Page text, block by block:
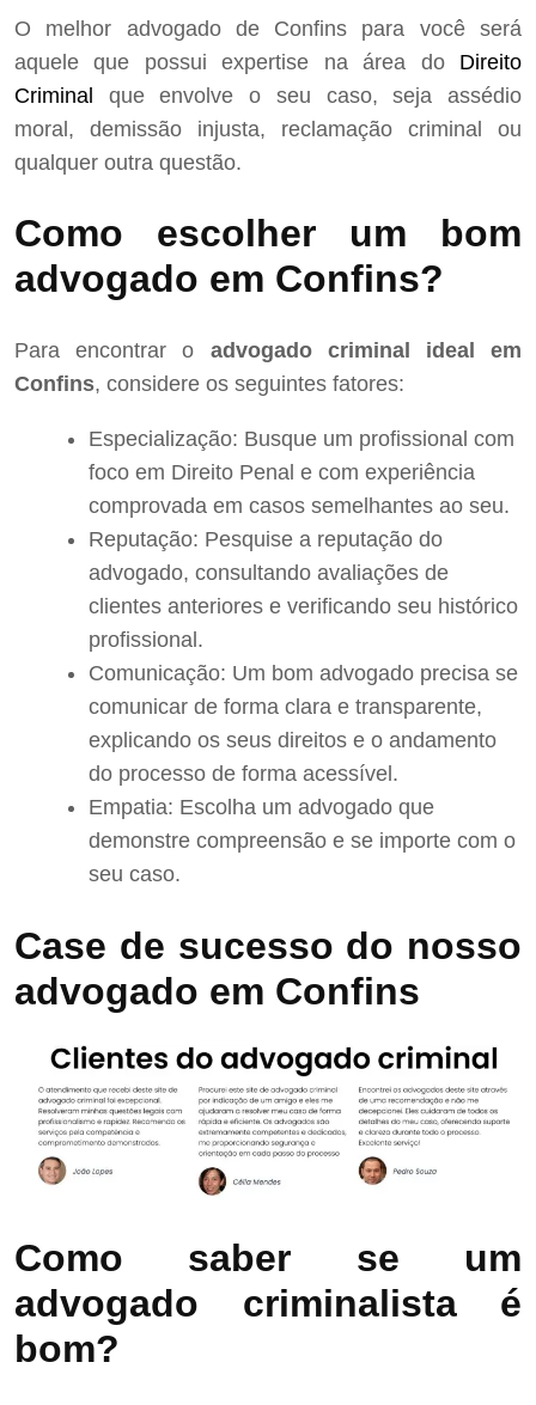
O melhor advogado de Confins para você será
aquele que possui expertise na área do Direito
Criminal que envolve o seu caso, seja assédio
moral, demissão injusta, reclamação criminal ou
qualquer outra questão.
Como escolher um bom
advogado em Confins?
Para encontrar o advogado criminal ideal em
Confins, considere os seguintes fatores:
Especialização: Busque um profissional com
foco em Direito Penal e com experiência
comprovada em casos semelhantes ao seu.
Reputação: Pesquise a reputação do
advogado, consultando avaliações de
clientes anteriores e verificando seu histórico
profissional.
Comunicação: Um bom advogado precisa se
comunicar de forma clara e transparente,
explicando os seus direitos e o andamento
do processo de forma acessível.
Empatia: Escolha um advogado que
demonstre compreensão e se importe com o
seu caso.
Case de sucesso do nosso
advogado em Confins
Como saber se um
advogado criminalista é
bom?